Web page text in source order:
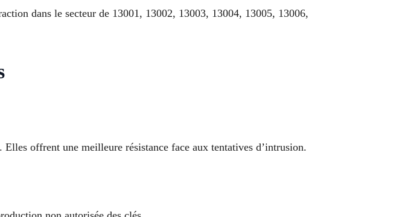
dans le secteur de 13001, 13002, 13003, 13004, 13005, 13006,
offrent une meilleure résistance face aux tentatives d’intrusion.